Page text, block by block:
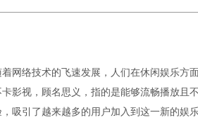
网络技术的飞速发展，人们在休闲娱乐方
影视，顾名思义，指的是能够流畅播放且
吸引了越来越多的用户加入到这一新的娱